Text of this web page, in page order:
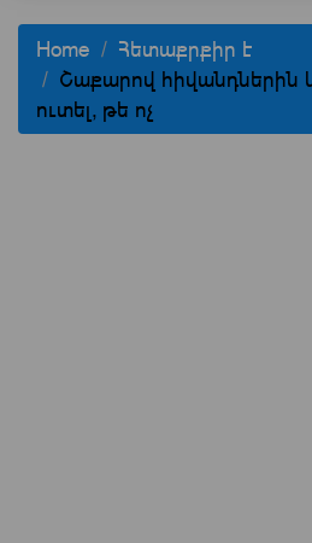
Home
Հետաքրքիր է
Շաքարով հիվանդներին
ուտել, թե ոչ